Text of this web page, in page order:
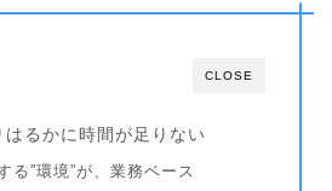
CLOSE
るかに時間が足りない
る”環境”が、業務ベース